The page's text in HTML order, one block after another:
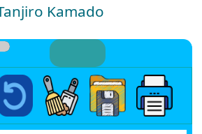
Kamado